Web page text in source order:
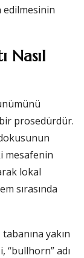
edilmesinin
Nasıl
prosedürdür.
mesafenin
lokal
sırasında
yakın
adı